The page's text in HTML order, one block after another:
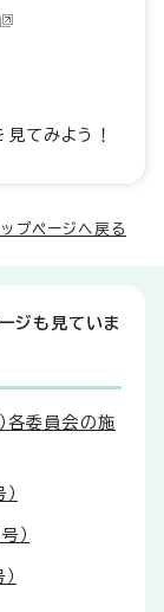
てみよう！
ップページへ戻る
ジも見ていま
各委員会の施
）